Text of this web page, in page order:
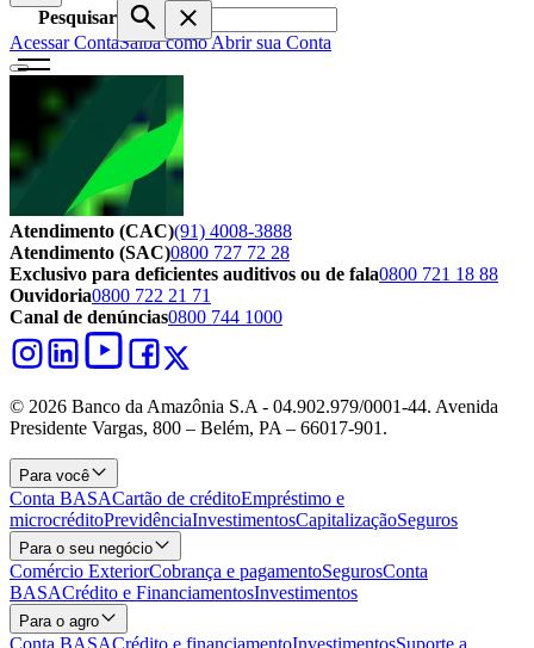
Pesquisar
Acessar ContaSaiba como Abrir sua Conta
Atendimento (CAC)(91) 4008-3888
Atendimento (SAC)0800 727 72 28
Exclusivo para deficientes auditivos ou de fala0800 721 18 88
Ouvidoria0800 722 21 71
Canal de denúncias0800 744 1000
© 2026 Banco da Amazônia S.A - 04.902.979/0001‐44. Avenida
Presidente Vargas, 800 – Belém, PA – 66017-901.
Para você
Conta BASACartão de créditoEmpréstimo e
microcréditoPrevidênciaInvestimentosCapitalizaçãoSeguros
Para o seu negócio
Comércio ExteriorCobrança e pagamentoSegurosConta
BASACrédito e FinanciamentosInvestimentos
Para o agro
Conta BASACrédito e financiamentoInvestimentosSuporte a